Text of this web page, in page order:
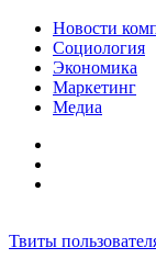
Новости
Социология
Экономика
Маркетинг
Медиа
Твиты